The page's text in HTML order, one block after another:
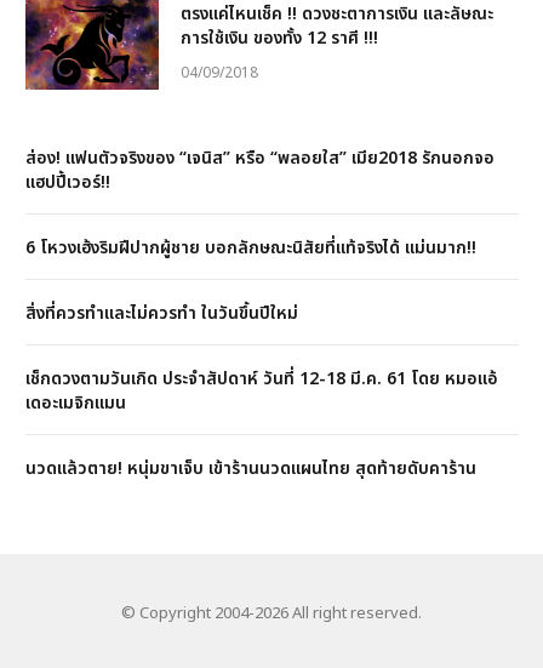
ตรงแค่ไหนเช็ค !! ดวงชะตาการเงิน และลัษณะ
การใช้เงิน ของทั้ง 12 ราศี !!!
04/09/2018
ส่อง! แฟนตัวจริงของ “เจนิส” หรือ “พลอยใส” เมีย2018 รักนอกจอ
แฮปปี้เวอร์!!
6 โหวงเฮ้งริมฝีปากผู้ชาย บอกลักษณะนิสัยที่แท้จริงได้ แม่นมาก!!
สิ่งที่ควรทำและไม่ควรทำ ในวันขึ้นปีใหม่
เช็กดวงตามวันเกิด ประจำสัปดาห์ วันที่ 12-18 มี.ค. 61 โดย หมอแอ้
เดอะเมจิกแมน
นวดแล้วตาย! หนุ่มขาเจ็บ เข้าร้านนวดแผนไทย สุดท้ายดับคาร้าน
© Copyright 2004-2026 All right reserved.